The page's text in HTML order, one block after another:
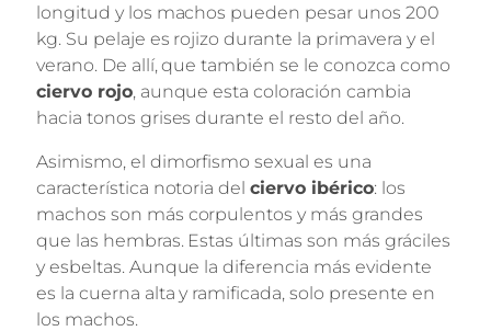
longitud y los machos pueden pesar unos 200
kg. Su pelaje es rojizo durante la primavera y el
verano. De allí, que también se le conozca como
ciervo rojo, aunque esta coloración cambia
hacia tonos grises durante el resto del año.
Asimismo, el dimorfismo sexual es una
característica notoria delciervo ibérico: los
machos son más corpulentos y más grandes
que las hembras. Estas últimas son más gráciles
y esbeltas. Aunque la diferencia más evidente
es la cuerna alta y ramificada, solo presente en
los machos.